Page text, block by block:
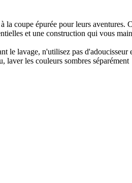
coupe épurée pour leurs aventures.
et une construction qui vous
lavage, n'utilisez pas
laver les couleurs sombres séparément